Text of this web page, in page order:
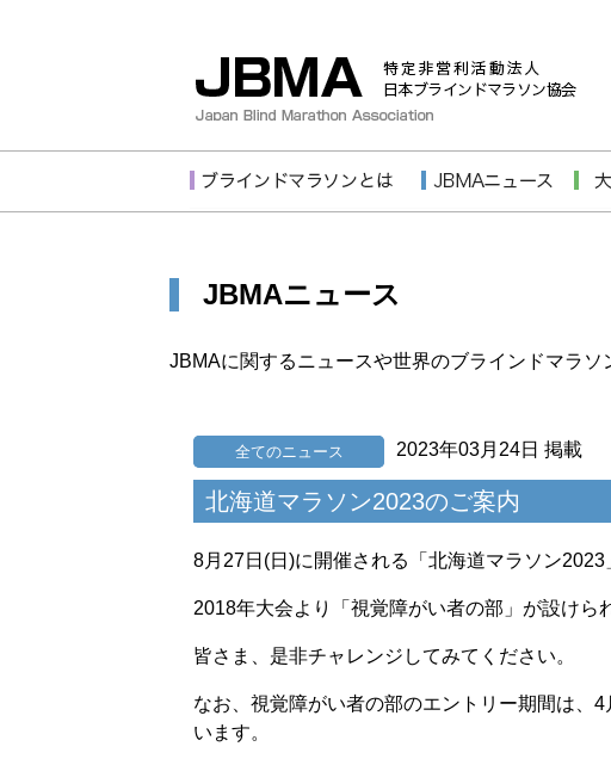
JBMAニュース
JBMAに関するニュースや世界のブラインドマラソ
全てのニュース 2023年03月24日 掲載
北海道マラソン2023のご案内
8月27日(日)に開催される「北海道マラソン
2018年大会より「視覚障がい者の部」が設けら
皆さま、是非チャレンジしてみてください。
なお、視覚障がい者の部のエントリー期間は
います。